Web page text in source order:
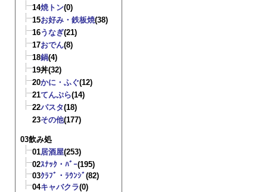
14焼トン(0)
15お好み・鉄板焼(38)
16うなぎ(21)
17おでん(8)
18鍋(4)
19丼(32)
20かに・ふぐ(12)
21てんぷら(14)
22パスタ(18)
23その他(177)
03飲み処
01居酒屋(253)
02ｽﾅｯｸ・ﾊﾞｰ(195)
03ｸﾗﾌﾞ・ﾗｳﾝｼﾞ(82)
04キャバクラ(0)